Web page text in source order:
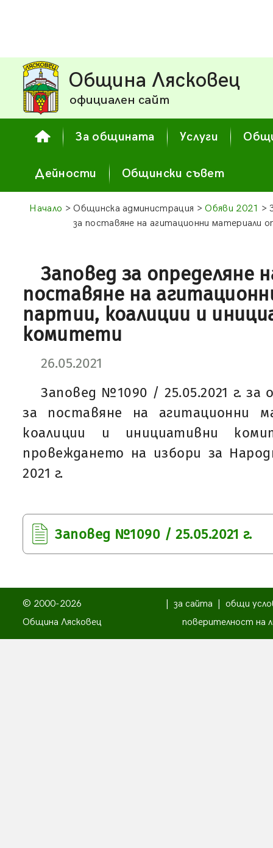
Община Лясковец
официален сайт
За общината Услуги
Дейности Общински съвет
Начало > Общинска администрация >Обяви 2021 >
за поставяне на агитационни материали
Заповед за определяне
поставяне на
партии, коалиции и
комитети
26.05.2021
Заповед №1090 / 25.05.2021 г. за
за поставяне на агитационни
коалиции и инициативни
провеждането на избори за
2021 г.
Заповед №1090 / 25.05.2021 г.
© 2000-2026
Община Лясковец
за сайта
общи
поверителност на